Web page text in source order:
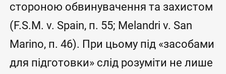
стороною обвинувачення та захистом
(F.S.M. v. Spain, п. 55; Melandri v. San
Marino, п. 46). При цьому під «засобами
для підготовки» слід розуміти не лише